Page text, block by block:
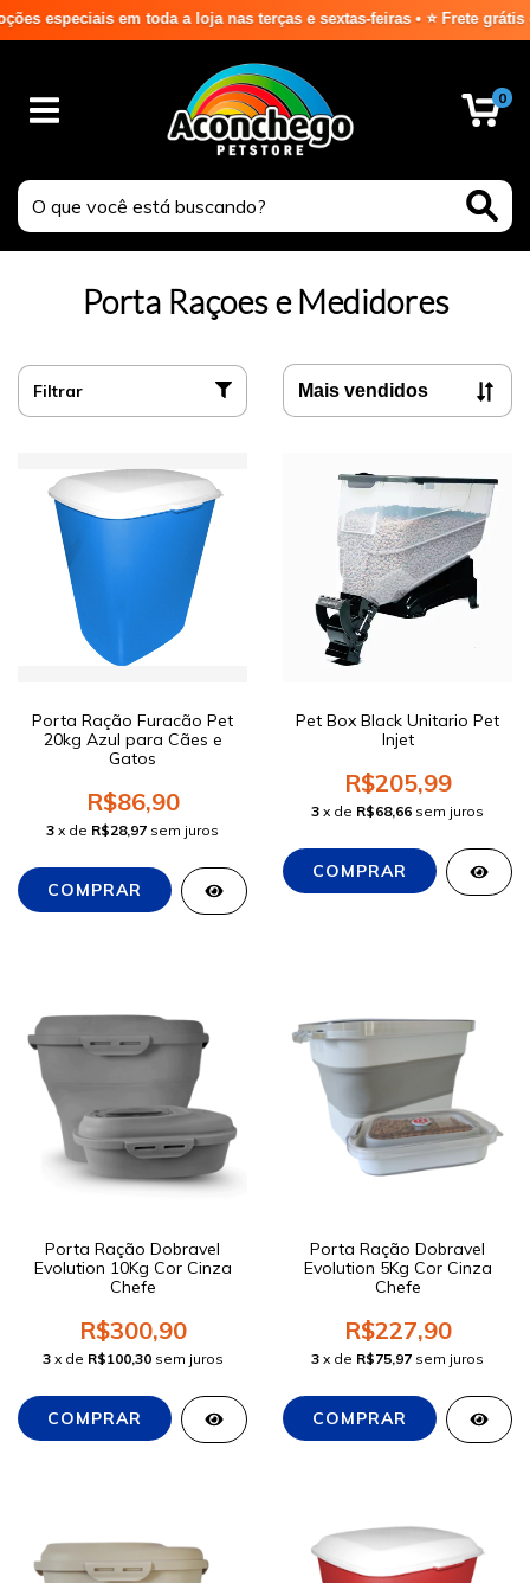
em toda a loja nas terças e sextas-feiras • ⭐ Frete grátis em
0
Porta Raçoes e Medidores
Filtrar
Porta Ração Furacão Pet
20kg Azul para Cães e
Gatos
R$86,90
3 x de R$28,97 sem juros
Pet Box Black Unitario Pet
Injet
R$205,99
3 x de R$68,66 sem juros
Porta Ração Dobravel
Evolution 10Kg Cor Cinza
Chefe
R$300,90
3 x de R$100,30 sem juros
Porta Ração Dobravel
Evolution 5Kg Cor Cinza
Chefe
R$227,90
3 x de R$75,97 sem juros